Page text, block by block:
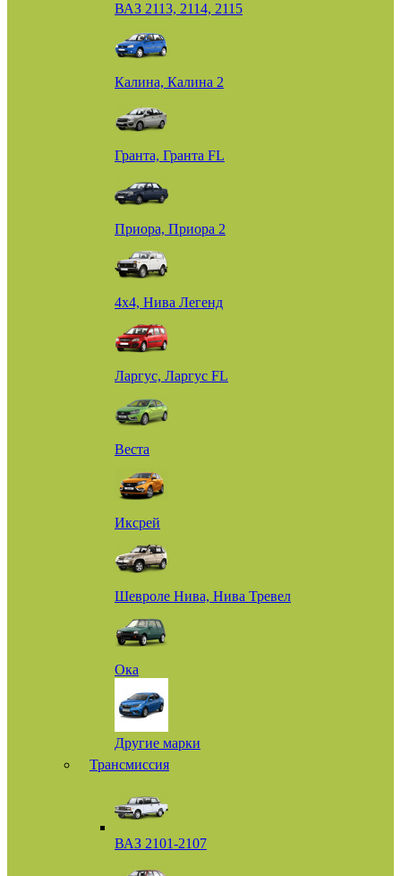
ВАЗ 2113, 2114, 2115
Калина, Калина 2
Гранта, Гранта FL
Приора, Приора 2
4х4, Нива Легенд
Ларгус, Ларгус FL
Веста
Иксрей
Шевроле Нива, Нива Тревел
Ока
Другие марки
Трансмиссия
ВАЗ 2101-2107